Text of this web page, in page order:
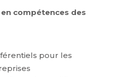
compétences des
pour les